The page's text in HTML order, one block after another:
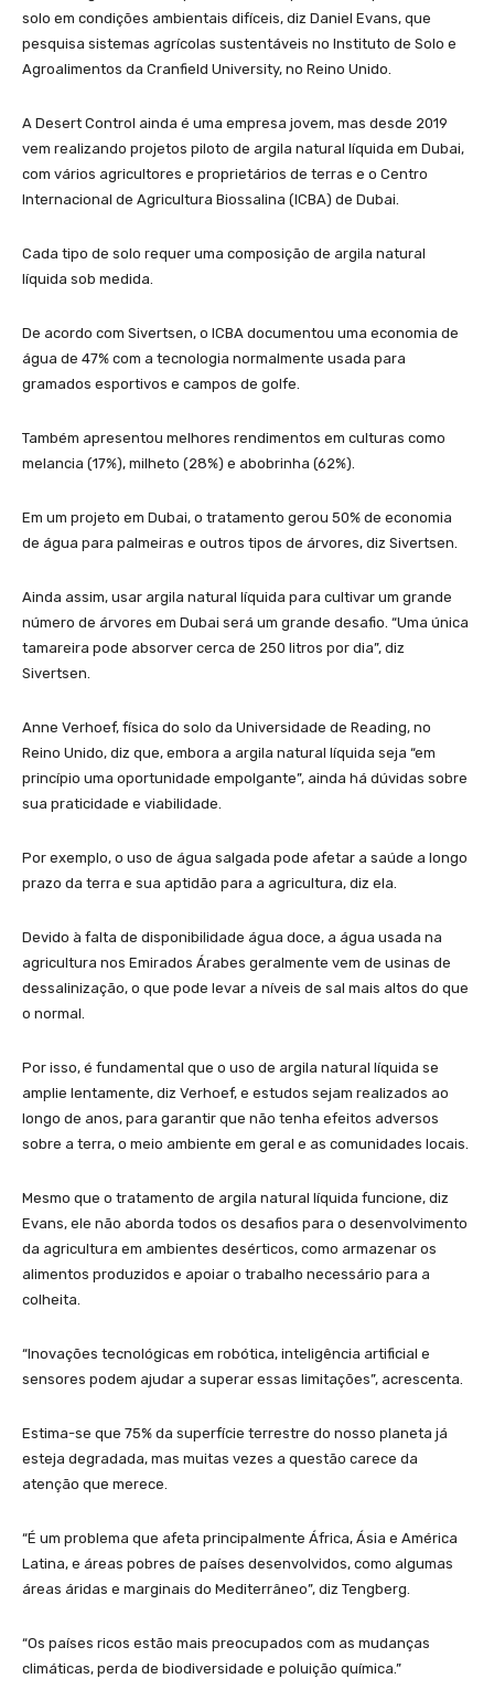
solo em condições ambientais difíceis, diz Daniel Evans, que
pesquisa sistemas agrícolas sustentáveis no Instituto de Solo e
Agroalimentos da Cranfield University, no Reino Unido.
A Desert Control ainda é uma empresa jovem, mas desde 2019
vem realizando projetos piloto de argila natural líquida em Dubai,
com vários agricultores e proprietários de terras e o Centro
Internacional de Agricultura Biossalina (ICBA) de Dubai.
Cada tipo de solo requer uma composição de argila natural
líquida sob medida.
De acordo com Sivertsen, o ICBA documentou uma economia de
água de 47% com a tecnologia normalmente usada para
gramados esportivos e campos de golfe.
Também apresentou melhores rendimentos em culturas como
melancia (17%), milheto (28%) e abobrinha (62%).
Em um projeto em Dubai, o tratamento gerou 50% de economia
de água para palmeiras e outros tipos de árvores, diz Sivertsen.
Ainda assim, usar argila natural líquida para cultivar um grande
número de árvores em Dubai será um grande desafio. “Uma única
tamareira pode absorver cerca de 250 litros por dia”, diz
Sivertsen.
Anne Verhoef, física do solo da Universidade de Reading, no
Reino Unido, diz que, embora a argila natural líquida seja “em
princípio uma oportunidade empolgante”, ainda há dúvidas sobre
sua praticidade e viabilidade.
Por exemplo, o uso de água salgada pode afetar a saúde a longo
prazo da terra e sua aptidão para a agricultura, diz ela.
Devido à falta de disponibilidade água doce, a água usada na
agricultura nos Emirados Árabes geralmente vem de usinas de
dessalinização, o que pode levar a níveis de sal mais altos do que
o normal.
Por isso, é fundamental que o uso de argila natural líquida se
amplie lentamente, diz Verhoef, e estudos sejam realizados ao
longo de anos, para garantir que não tenha efeitos adversos
sobre a terra, o meio ambiente em geral e as comunidades locais.
Mesmo que o tratamento de argila natural líquida funcione, diz
Evans, ele não aborda todos os desafios para o desenvolvimento
da agricultura em ambientes desérticos, como armazenar os
alimentos produzidos e apoiar o trabalho necessário para a
colheita.
“Inovações tecnológicas em robótica, inteligência artificial e
sensores podem ajudar a superar essas limitações”, acrescenta.
Estima-se que 75% da superfície terrestre do nosso planeta já
esteja degradada, mas muitas vezes a questão carece da
atenção que merece.
“É um problema que afeta principalmente África, Ásia e América
Latina, e áreas pobres de países desenvolvidos, como algumas
áreas áridas e marginais do Mediterrâneo”, diz Tengberg.
“Os países ricos estão mais preocupados com as mudanças
climáticas, perda de biodiversidade e poluição química.”